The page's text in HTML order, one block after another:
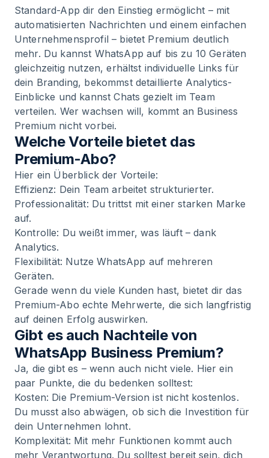
Standard-App dir den Einstieg ermöglicht – mit
automatisierten Nachrichten und einem einfachen
Unternehmensprofil – bietet Premium deutlich
mehr. Du kannst WhatsApp auf bis zu 10 Geräten
gleichzeitig nutzen, erhältst individuelle Links für
dein Branding, bekommst detaillierte Analytics-
Einblicke und kannst Chats gezielt im Team
verteilen. Wer wachsen will, kommt an Business
Premium nicht vorbei.
Welche Vorteile bietet das
Premium-Abo?
Hier ein Überblick der Vorteile:
Effizienz: Dein Team arbeitet strukturierter.
Professionalität: Du trittst mit einer starken Marke
auf.
Kontrolle: Du weißt immer, was läuft – dank
Analytics.
Flexibilität: Nutze WhatsApp auf mehreren
Geräten.
Gerade wenn du viele Kunden hast, bietet dir das
Premium-Abo echte Mehrwerte, die sich langfristig
auf deinen Erfolg auswirken.
Gibt es auch Nachteile von
WhatsApp Business Premium?
Ja, die gibt es – wenn auch nicht viele. Hier ein
paar Punkte, die du bedenken solltest:
Kosten: Die Premium-Version ist nicht kostenlos.
Du musst also abwägen, ob sich die Investition für
dein Unternehmen lohnt.
Komplexität: Mit mehr Funktionen kommt auch
mehr Verantwortung. Du solltest bereit sein, dich